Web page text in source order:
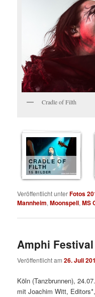
Cradle of Filth
CRADLE OF
FILTH
15 BILDER
Veröffentlicht unterFotos
Mannheim,Moonspell,MS
Amphi
Veröffentlicht am26. Juli
Köln (Tanzbrunnen),
mit Joachim Witt,